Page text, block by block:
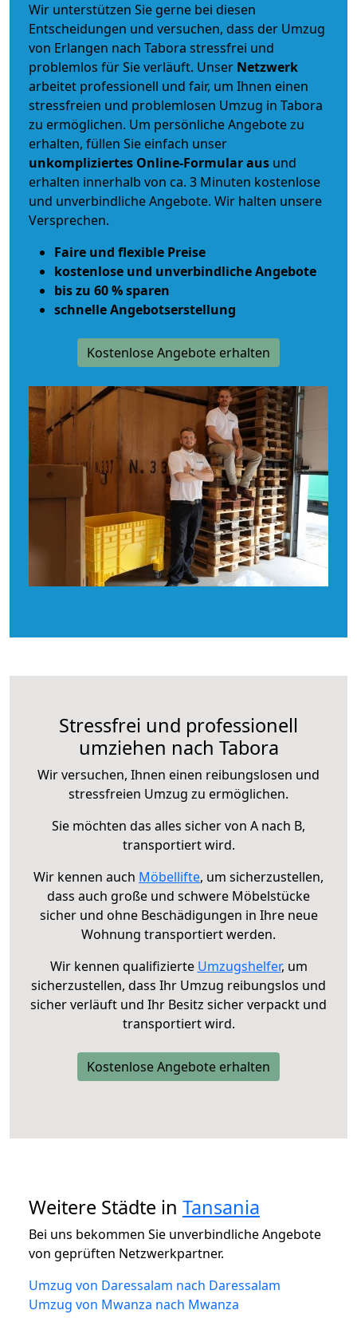
Wir unterstützen Sie gerne bei diesen
Entscheidungen und versuchen, dass der Umzug
von Erlangen nach Tabora stressfrei und
problemlos für Sie verläuft. Unser Netzwerk
arbeitet professionell und fair, um Ihnen einen
stressfreien und problemlosen Umzug in Tabora
zu ermöglichen. Um persönliche Angebote zu
erhalten, füllen Sie einfach unser
unkompliziertes Online-Formular aus und
erhalten innerhalb von ca. 3 Minuten kostenlose
und unverbindliche Angebote. Wir halten unsere
Versprechen.
Faire und flexible Preise
kostenlose und unverbindliche Angebote
bis zu 60 % sparen
schnelle Angebotserstellung
Kostenlose Angebote erhalten
Stressfrei und professionell
umziehen nach Tabora
Wir versuchen, Ihnen einen reibungslosen und
stressfreien Umzug zu ermöglichen.
Sie möchten das alles sicher von A nach B,
transportiert wird.
Wir kennen auch Möbellifte, um sicherzustellen,
dass auch große und schwere Möbelstücke
sicher und ohne Beschädigungen in Ihre neue
Wohnung transportiert werden.
Wir kennen qualifizierte Umzugshelfer, um
sicherzustellen, dass Ihr Umzug reibungslos und
sicher verläuft und Ihr Besitz sicher verpackt und
transportiert wird.
Kostenlose Angebote erhalten
Weitere Städte in Tansania
Bei uns bekommen Sie unverbindliche Angebote
von geprüften Netzwerkpartner.
Umzug von Daressalam nach Daressalam
Umzug von Mwanza nach Mwanza